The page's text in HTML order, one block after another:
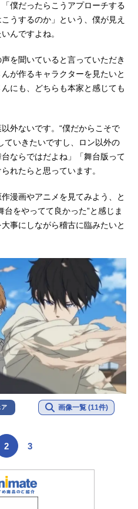
僕だったらこうアプローチする
うするのか」という、僕が見え
んですよね。
を聞いていると言っていただき
が作るキャラクターを見たいと
にも、どちらも本家と感じても
外ないです。“僕だからこそで
ていきたいですし、ロン以外の
ならではだよね」「舞台版って
れたらと思っています。
漫画やアニメを見てみよう、と
をやってて良かった”と感じま
事にしながら稽古に臨みたいと
ア 画像一覧 (11件)
2 3